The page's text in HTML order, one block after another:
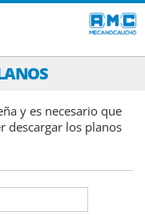
y es necesario que
descargar los planos